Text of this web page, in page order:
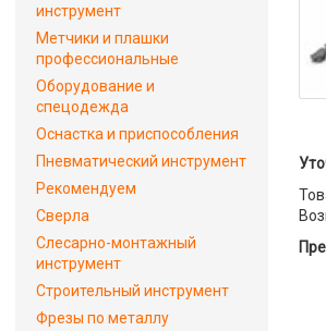
инструмент
Метчики и плашки
профессиональные
Оборудование и
спецодежда
Оснастка и приспособления
Пневматический инструмент
Рекомендуем
Сверла
Слесарно-монтажный
инструмент
Строительный инструмент
Фрезы по металлу